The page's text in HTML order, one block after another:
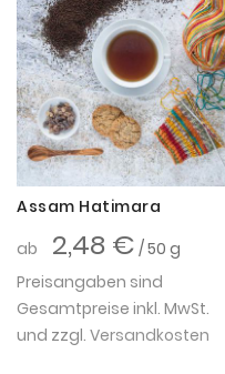
Assam Hatimara
ab
2,48 € / 50 g
Preisangaben sind
Gesamtpreise inkl. MwSt.
und zzgl. Versandkosten